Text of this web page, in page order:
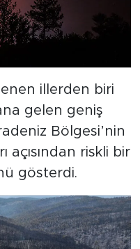
illerden biri
gelen geniş
Bölgesi’nin
açısından riskli bir
gösterdi.